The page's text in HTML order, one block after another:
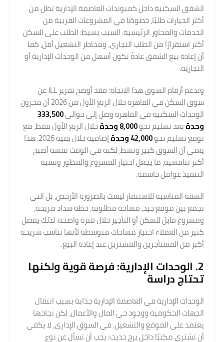
الشقق السكنية داخل كمبوندات العاصمة الإدارية تظل من
أكثر الخيارات طلبًا، خصوصًا في المشروعات القريبة من
الخدمات والمحاور الرئيسية. السبب بسيط: الطلب على السكن
أكثر استقرارًا من الطلب التجاري، ومخاطر التشغيل أقل، كما
أن إعادة بيع الشقق عادةً تكون أسهل من الوحدات الإدارية أو
التجارية.
وتدعم أرقام السوق هذا الاتجاه؛ فقد أوضح تقرير JLL عن
سوق السكن في القاهرة خلال الربع الأول من 2026 أن مخزون
الوحدات السكنية في القاهرة وصل إلى حوالي333,500
وحدةبعد تسليم نحو8,000 وحدة
خلال الربع الأول فقط، مع
توقع تسليم نحو42,000 وحدة
إضافية خلال بقية 2026. هذا
يعني أن السوق كبير ونشط، لكنه في الوقت نفسه أصبح
أكثر تنافسية، ما يجعل اختيار المشروع والمطور ونسبة
التنفيذ عوامل حاسمة.
الشقة المناسبة للاستثمار ليست بالضرورة الأرخص، بل التي
تجمع بين موقع جيد، مساحة مطلوبة، خطة سداد مريحة،
ومشروع قابل للسكن أو التأجير خلال فترة واضحة. لذلك يفضل
كثير من العملاء اختيار مساحات متوسطة لأنها تناسب شريحة
أكبر من المستأجرين والمشترين عند إعادة البيع.
2. الوحدات الإدارية: فرصة قوية ولكنها
تحتاج دراسة
الوحدات الإدارية في العاصمة الإدارية جذابة بسبب انتقال
الجهات الحكومية ووجود حي المال والأعمال، لكن نجاحها
يعتمد على الموقع والتشغيل. في السوق الإداري، لا يكفي
أن تشتري مكتبًا داخل برج حديث؛ يجب أن تسأل عن نوع